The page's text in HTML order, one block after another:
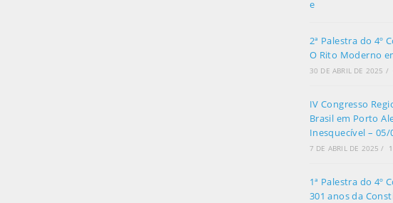
2ª Palestra do 4º
O Rito Moderno
30 DE ABRIL DE 2025 /
IV Congresso
Brasil em Porto
Inesquecível – 05/
7 DE ABRIL DE 2025 /
1ª Palestra do 4º
301 anos da